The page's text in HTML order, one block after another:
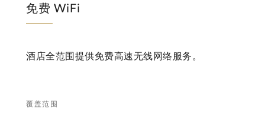
免费 WiFi
酒店全范围提供免费高速无线网络服务。
覆盖范围